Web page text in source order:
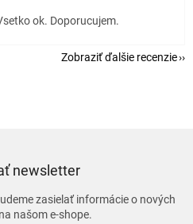
ok. Doporucujem.
Zobraziť ďalšie recenzie
newsletter
zasielať informácie o nových
našom e-shope.